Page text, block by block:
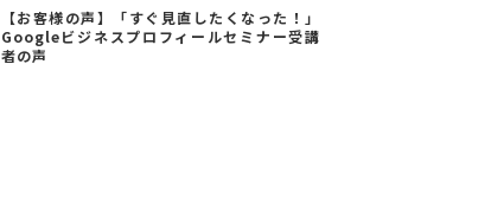
【お客様の声】「すぐ見直したくなった！」
Googleビジネスプロフィールセミナー受講
者の声